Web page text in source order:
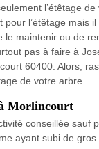
l’étêtage
pour l’étêtage mais
le maintenir ou de
pas à faire à
60400. Alors,
de votre arbre.
Morlincourt
conseillée sauf
ayant subi de gros